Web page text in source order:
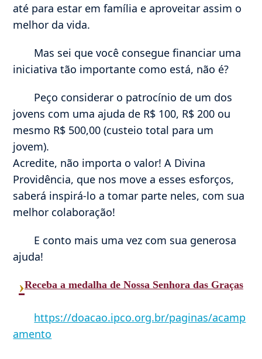
até para estar em família e aproveitar assim o
melhor da vida.
Mas sei que você consegue financiar uma
iniciativa tão importante como está, não é?
Peço considerar o patrocínio de um dos
jovens com uma ajuda de R$ 100, R$ 200 ou
mesmo R$ 500,00 (custeio total para um
jovem).
Acredite, não importa o valor! A Divina
Providência, que nos move a esses esforços,
saberá inspirá-lo a tomar parte neles, com sua
melhor colaboração!
E conto mais uma vez com sua generosa
ajuda!
›Receba a medalha de Nossa Senhora das Graças
https://doacao.ipco.org.br/paginas/acamp
amento